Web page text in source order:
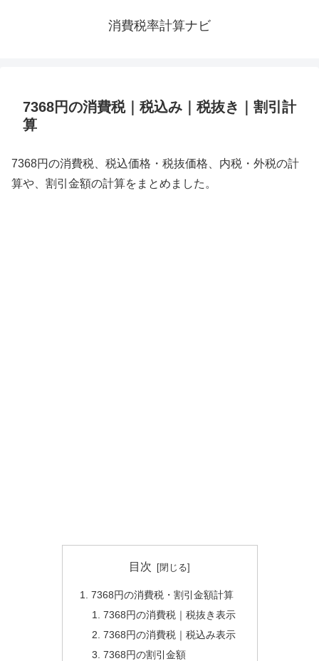
消費税率計算ナビ
7368円の消費税｜税込み｜税抜き｜割引計
算
7368円の消費税、税込価格・税抜価格、内税・外税の計
算や、割引金額の計算をまとめました。
目次
7368円の消費税・割引金額計算
7368円の消費税｜税抜き表示
7368円の消費税｜税込み表示
7368円の割引金額